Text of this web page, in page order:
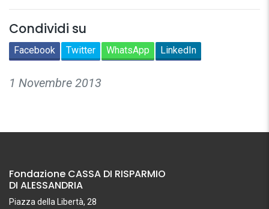
Condividi su
Facebook Twitter WhatsApp LinkedIn
1 Novembre 2013
Fondazione CASSA DI RISPARMIO
DI ALESSANDRIA
Piazza della Libertà, 28